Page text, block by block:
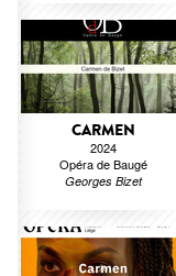
CARMEN
2024
Opéra de Baugé
Georges Bizet